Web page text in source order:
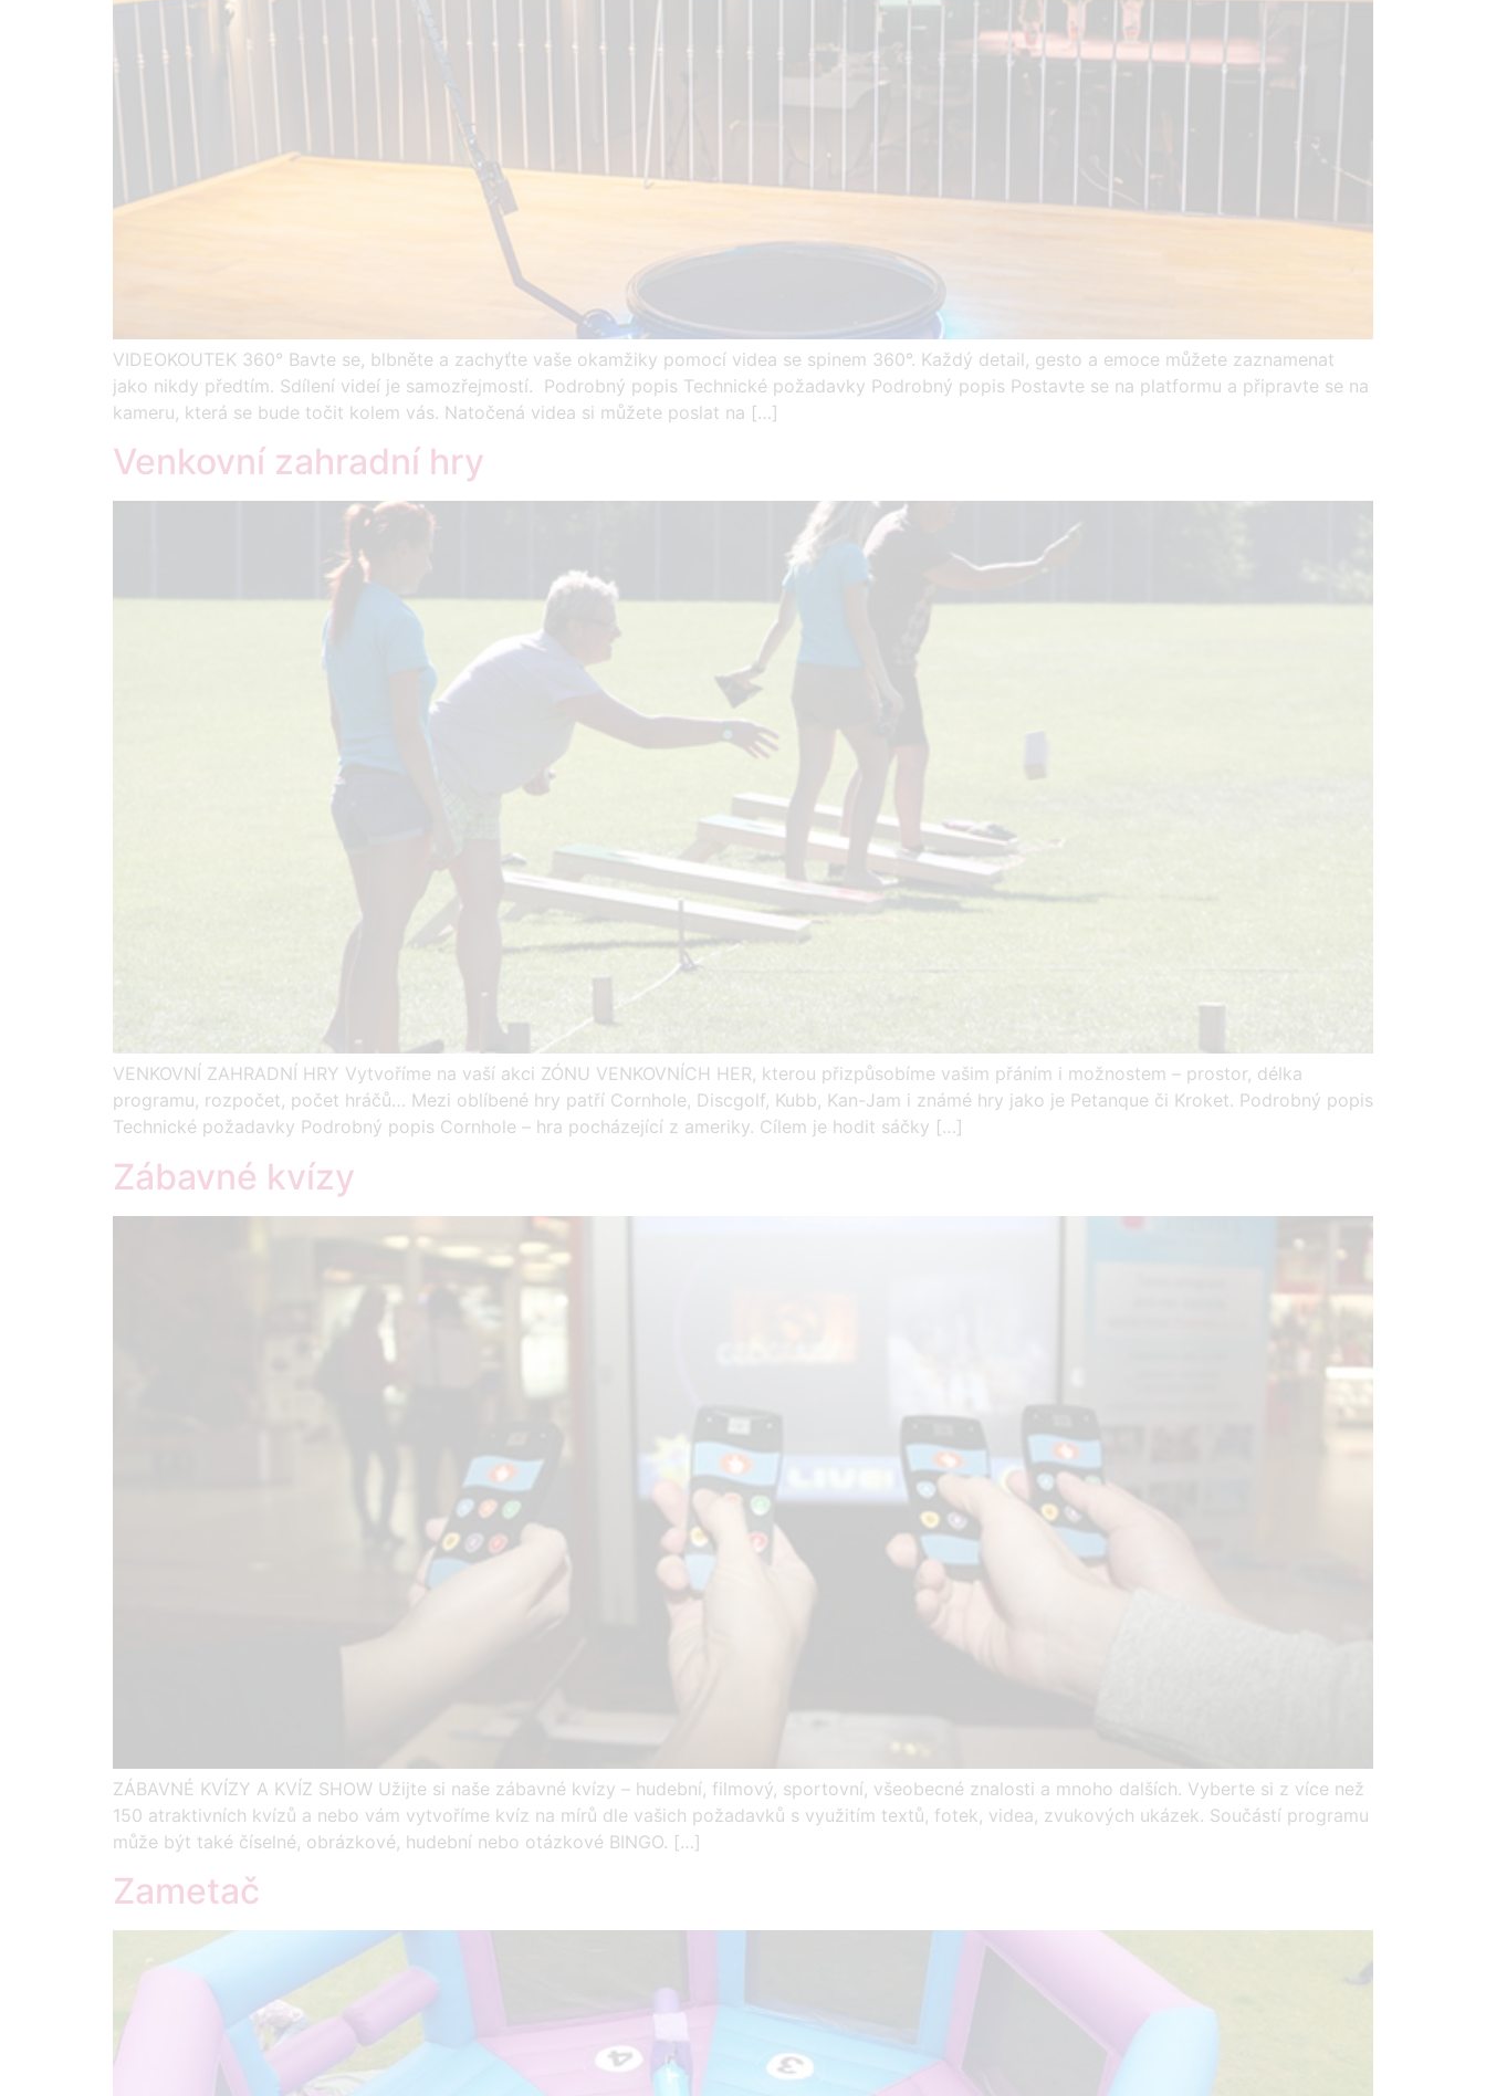
VIDEOKOUTEK 360° Bavte se, blbněte a zachyťte vaše okamžiky pomocí videa se spinem 360°. Každý detail, gesto a emoce můžete zaznamenat
jako nikdy předtím. Sdílení videí je samozřejmostí. Podrobný popis Technické požadavky Podrobný popis Postavte se na platformu a připravte se na
kameru, která se bude točit kolem vás. Natočená videa si můžete poslat na […]
Venkovní zahradní hry
VENKOVNÍ ZAHRADNÍ HRY Vytvoříme na vaší akci ZÓNU VENKOVNÍCH HER, kterou přizpůsobíme vašim přáním i možnostem – prostor, délka
programu, rozpočet, počet hráčů… Mezi oblíbené hry patří Cornhole, Discgolf, Kubb, Kan-Jam i známé hry jako je Petanque či Kroket. Podrobný popis
Technické požadavky Podrobný popis Cornhole – hra pocházející z ameriky. Cílem je hodit sáčky […]
Zábavné kvízy
ZÁBAVNÉ KVÍZY A KVÍZ SHOW Užijte si naše zábavné kvízy – hudební, filmový, sportovní, všeobecné znalosti a mnoho dalších. Vyberte si z více než
150 atraktivních kvízů a nebo vám vytvoříme kvíz na mírů dle vašich požadavků s využitím textů, fotek, videa, zvukových ukázek. Součástí programu
může být také číselné, obrázkové, hudební nebo otázkové BINGO. […]
Zametač